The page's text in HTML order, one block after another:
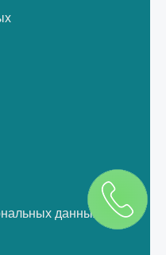
данных